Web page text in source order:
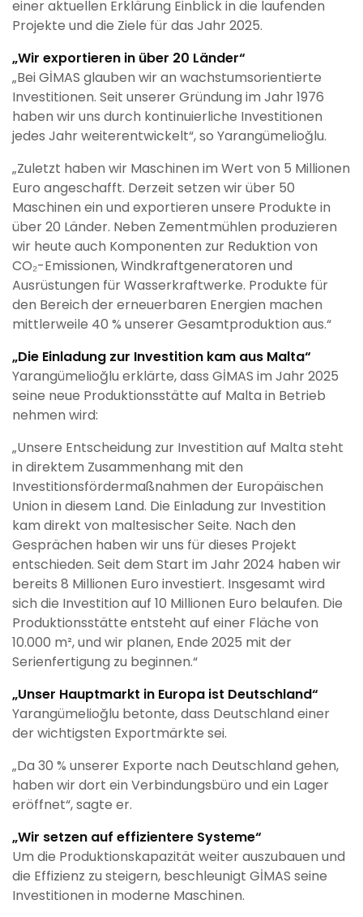
einer aktuellen Erklärung Einblick in die laufenden
Projekte und die Ziele für das Jahr 2025.
„Wir exportieren in über 20 Länder“
„Bei GİMAS glauben wir an wachstumsorientierte
Investitionen. Seit unserer Gründung im Jahr 1976
haben wir uns durch kontinuierliche Investitionen
jedes Jahr weiterentwickelt“, so Yarangümelioğlu.
„Zuletzt haben wir Maschinen im Wert von 5 Millionen
Euro angeschafft. Derzeit setzen wir über 50
Maschinen ein und exportieren unsere Produkte in
über 20 Länder. Neben Zementmühlen produzieren
wir heute auch Komponenten zur Reduktion von
CO₂-Emissionen, Windkraftgeneratoren und
Ausrüstungen für Wasserkraftwerke. Produkte für
den Bereich der erneuerbaren Energien machen
mittlerweile 40 % unserer Gesamtproduktion aus.“
„Die Einladung zur Investition kam aus Malta“
Yarangümelioğlu erklärte, dass GİMAS im Jahr 2025
seine neue Produktionsstätte auf Malta in Betrieb
nehmen wird:
„Unsere Entscheidung zur Investition auf Malta steht
in direktem Zusammenhang mit den
Investitionsfördermaßnahmen der Europäischen
Union in diesem Land. Die Einladung zur Investition
kam direkt von maltesischer Seite. Nach den
Gesprächen haben wir uns für dieses Projekt
entschieden. Seit dem Start im Jahr 2024 haben wir
bereits 8 Millionen Euro investiert. Insgesamt wird
sich die Investition auf 10 Millionen Euro belaufen. Die
Produktionsstätte entsteht auf einer Fläche von
10.000 m², und wir planen, Ende 2025 mit der
Serienfertigung zu beginnen.“
„Unser Hauptmarkt in Europa ist Deutschland“
Yarangümelioğlu betonte, dass Deutschland einer
der wichtigsten Exportmärkte sei.
„Da 30 % unserer Exporte nach Deutschland gehen,
haben wir dort ein Verbindungsbüro und ein Lager
eröffnet“, sagte er.
„Wir setzen auf effizientere Systeme“
Um die Produktionskapazität weiter auszubauen und
die Effizienz zu steigern, beschleunigt GİMAS seine
Investitionen in moderne Maschinen.